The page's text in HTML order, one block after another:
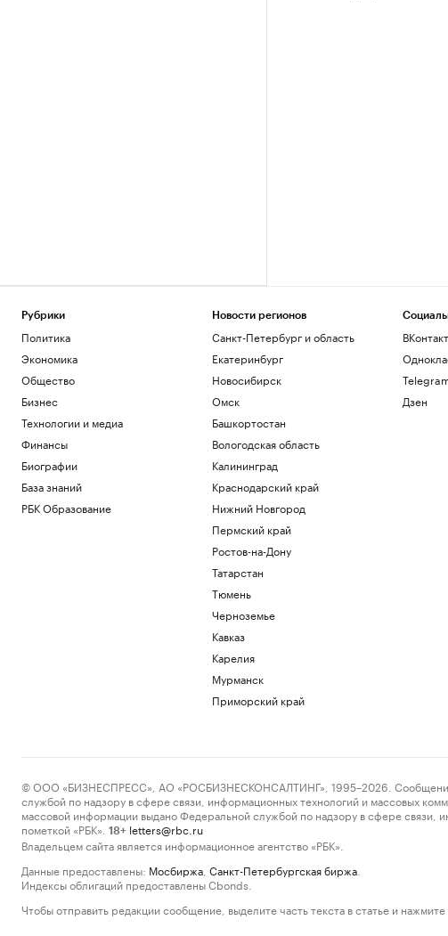
Рубрики
Политика
Экономика
Общество
Бизнес
Технологии и медиа
Финансы
Биографии
База знаний
РБК Образование
Новости регионов
Санкт-Петербург и область
Екатеринбург
Новосибирск
Омск
Башкортостан
Вологодская область
Калининград
Краснодарский край
Нижний Новгород
Пермский край
Ростов-на-Дону
Татарстан
Тюмень
Черноземье
Кавказ
Карелия
Мурманск
Приморский край
Дзен
© ООО «БИЗНЕСПРЕСС», АО «РОСБИЗНЕСКОНСАЛТИНГ», 1995–2026. Сообщения и
службой по надзору в сфере связи, информационных технологий и массовых
массовой информации выдано Федеральной службой по надзору в сфере
пометкой «РБК».
18+ letters@rbc.ru
Владельцем сайта является информационное агентство «РБК».
Данные предоставлены: Мосбиржа Санкт-Петербургская биржа
Индексы облигаций предоставлены Cbonds.
Чтобы отправить редакции сообщение, выделите часть текста в статье и